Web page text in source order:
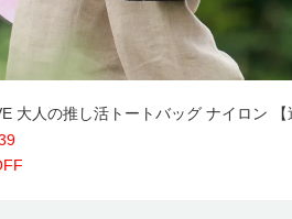
大人の推し活トートバッグ ナイロン 【